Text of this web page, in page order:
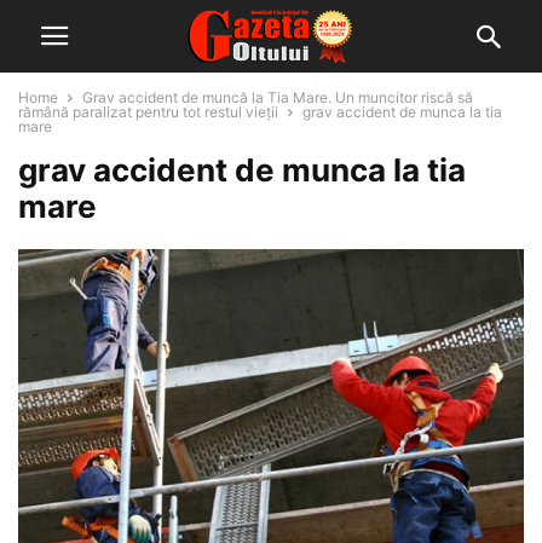
Home
Grav accident de muncă la Tia Mare. Un muncitor riscă să
rămână paralizat pentru tot restul vieţii
grav accident de munca la tia
mare
grav accident de munca la tia
mare